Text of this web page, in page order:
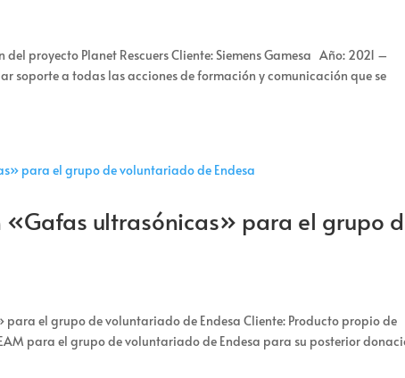
proyecto Planet Rescuers Cliente: Siemens Gamesa Año: 2021 –
soporte a todas las acciones de formación y comunicación que se
«Gafas ultrasónicas» para el grupo
el grupo de voluntariado de Endesa Cliente: Producto propio de
para el grupo de voluntariado de Endesa para su posterior